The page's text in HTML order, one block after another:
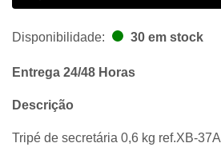
Disponibilidade: 30 em stock
Entrega 24/48 Horas
Descrição
Tripé de secretária 0,6 kg ref.XB-37A